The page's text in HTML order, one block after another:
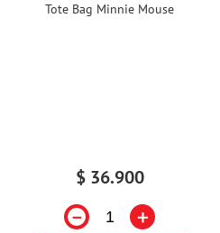
Tote Bag Minnie Mouse
$ 36.900
－ ＋